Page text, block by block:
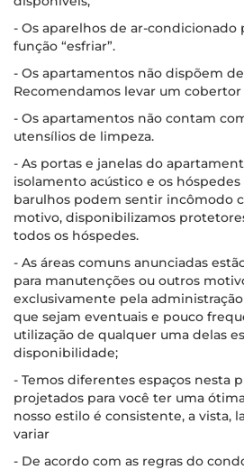
- Os aparelhos de ar-condicionado
função “esfriar”.
- Os apartamentos não dispõem
Recomendamos levar um cobertor
- Os apartamentos não contam
utensílios de limpeza.
- As portas e janelas do
isolamento acústico e os hóspedes
barulhos podem sentir incômodo
motivo, disponibilizamos
todos os hóspedes.
- As áreas comuns anunciadas
para manutenções ou outros
exclusivamente pela
que sejam eventuais e pouco
utilização de qualquer uma delas
disponibilidade;
- Temos diferentes espaços nesta
projetados para você ter uma
nosso estilo é consistente, a vista,
variar
- De acordo com as regras do